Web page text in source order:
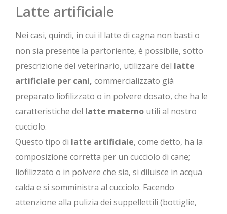
Latte artificiale
Nei casi, quindi, in cui il latte di cagna non basti o
non sia presente la partoriente, è possibile, sotto
prescrizione del veterinario, utilizzare del latte
artificiale per cani, commercializzato già
preparato liofilizzato o in polvere dosato, che ha le
caratteristiche del latte materno utili al nostro
cucciolo.
Questo tipo di latte artificiale, come detto, ha la
composizione corretta per un cucciolo di cane;
liofilizzato o in polvere che sia, si diluisce in acqua
calda e si somministra al cucciolo. Facendo
attenzione alla pulizia dei suppellettili (bottiglie,